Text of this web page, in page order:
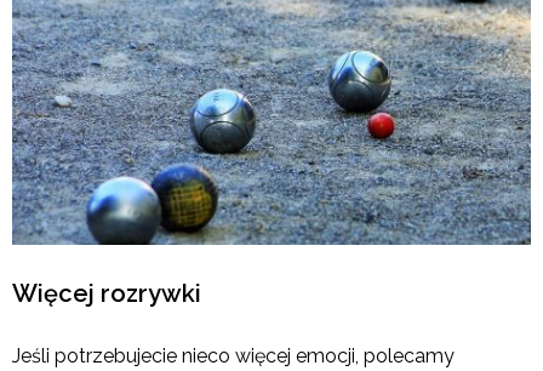
Więcej rozrywki
Jeśli potrzebujecie nieco więcej emocji, polecamy